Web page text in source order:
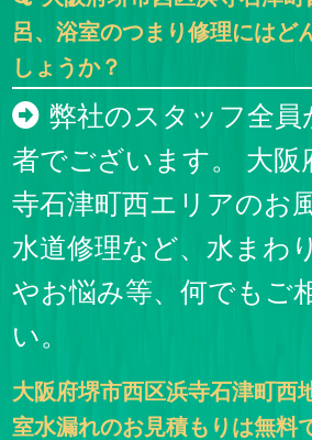
呂、浴室のつまり修理にはど
しょうか？
弊社のスタッフ全員
者でございます。 大阪
寺石津町西エリアのお
水道修理など、水まわ
やお悩み等、何でもご
い。
大阪府堺市西区浜寺石津町西
室水漏れのお見積もりは無料